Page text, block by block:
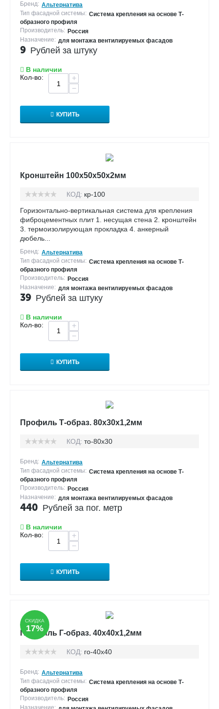
Бренд: Альтернатива
Тип фасадной системы: Система крепления на основе Т-
образного профиля
Производитель: Россия
Назначение: для монтажа вентилируемых фасадов
9 Рублей за штуку
В наличии
Кол-во:
+
−
КУПИТЬ
Кронштейн 100х50х50х2мм
КОД: кр-100
Горизонтально-вертикальная система для крепления
фиброцементных плит 1. несущая стена 2. кронштейн
3. термоизолирующая прокладка 4. анкерный
дюбель...
Бренд: Альтернатива
Тип фасадной системы: Система крепления на основе Т-
образного профиля
Производитель: Россия
Назначение: для монтажа вентилируемых фасадов
39 Рублей за штуку
В наличии
Кол-во:
+
−
КУПИТЬ
Профиль Т-образ. 80х30х1,2мм
КОД: то-80х30
Бренд: Альтернатива
Тип фасадной системы: Система крепления на основе Т-
образного профиля
Производитель: Россия
Назначение: для монтажа вентилируемых фасадов
440 Рублей за пог. метр
В наличии
Кол-во:
+
−
КУПИТЬ
СКИДКА
17%
Профиль Г-образ. 40х40х1,2мм
КОД: го-40х40
Бренд: Альтернатива
Тип фасадной системы: Система крепления на основе Т-
образного профиля
Производитель: Россия
Назначение: